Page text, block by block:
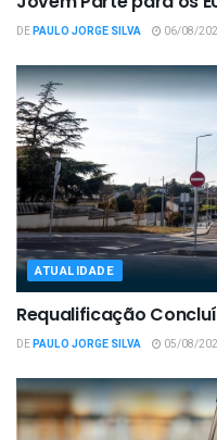
DEPAULO JORGE SILVA 06/08/
ATUALIDADE
Requalificação
DEPAULO JORGE SILVA 05/08/